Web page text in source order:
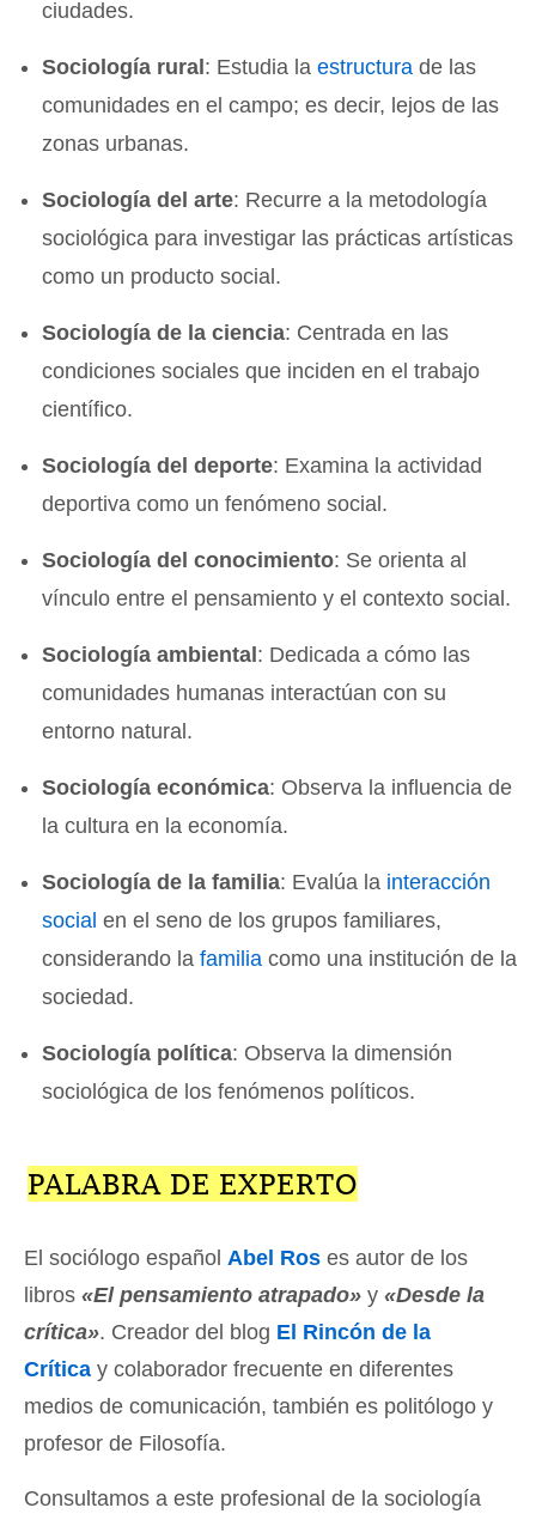
ciudades.
Sociología rural : Estudia laestructura de las
comunidades en el campo; es decir, lejos de las
zonas urbanas.
Sociología del arte: Recurre a la metodología
sociológica para investigar las prácticas artísticas
como un producto social.
Sociología de la ciencia: Centrada en las
condiciones sociales que inciden en el trabajo
científico.
Sociología del deporte: Examina la actividad
deportiva como un fenómeno social.
Sociología del conocimiento: Se orienta al
vínculo entre el pensamiento y el contexto social.
Sociología ambiental : Dedicada a cómo las
comunidades humanas interactúan con su
entorno natural.
Sociología económica: Observa la influencia de
la cultura en la economía.
Sociología de la familia: Evalúa la interacción
social en el seno de los grupos familiares,
considerando lafamilia como una institución de la
sociedad.
Sociología política: Observa la dimensión
sociológica de los fenómenos políticos.
PALABRA DE EXPERTO
El sociólogo español Abel Ros es autor de los
libros «El pensamiento atrapado» y «Desde la
crítica». Creador del blog El Rincón de la
Crítica y colaborador frecuente en diferentes
medios de comunicación, también es politólogo y
profesor de Filosofía.
Consultamos a este profesional de la sociología